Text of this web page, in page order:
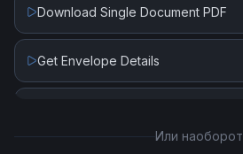
Download Single Document PDF
Get Envelope Details
Или наоборот